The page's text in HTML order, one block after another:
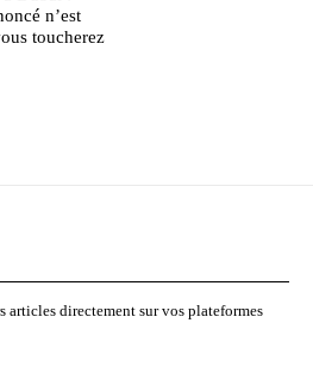
n’est
toucherez
articles directement sur vos plateformes